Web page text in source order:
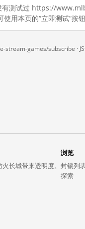
有测试过 https://
用本页的“立即测试”按
stream-games/subscribe ·
长城带来透明度。
浏览
封锁列
探索